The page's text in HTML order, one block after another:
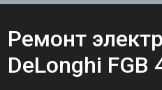
Ремонт
DeLonghi FGB